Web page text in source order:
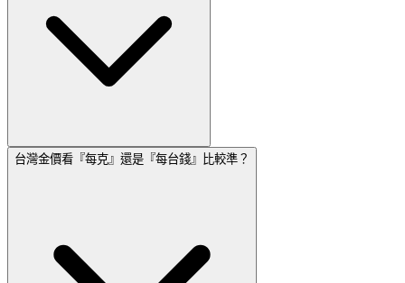
台灣金價看『每克』還是『每台錢』比較準？